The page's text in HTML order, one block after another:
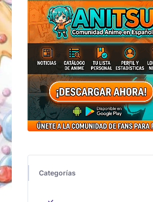
Categorías